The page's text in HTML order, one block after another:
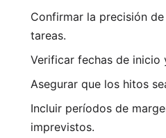
Confirmar la precisión
tareas.
Verificar fechas de inicio
Asegurar que los hitos
Incluir períodos de
imprevistos.